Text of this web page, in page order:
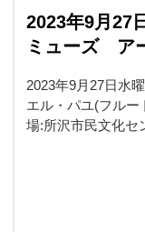
2023年9月27
ミューズ ア
2023年9月27日水
エル・パユ(フル
場:所沢市民文化